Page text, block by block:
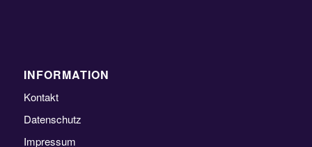
INFORMATION
Kontakt
Datenschutz
Impressum